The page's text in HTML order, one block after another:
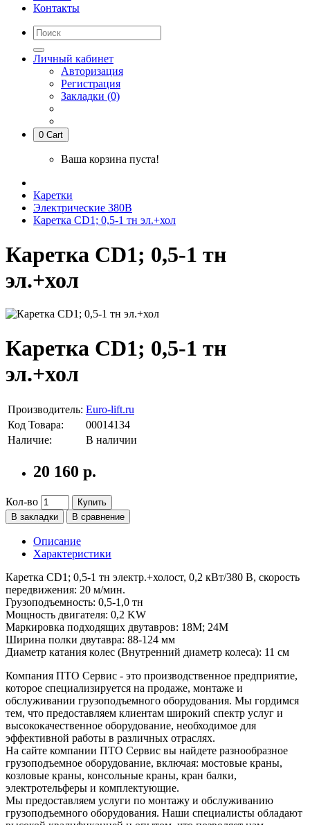
Контакты
Личный кабинет
Авторизация
Регистрация
Закладки (0)
0 Cart
Ваша корзина пуста!
Каретки
Электрические 380В
Каретка CD1; 0,5-1 тн эл.+хол
Каретка CD1; 0,5-1 тн
эл.+хол
Каретка CD1; 0,5-1 тн
эл.+хол
Производитель: Euro-lift.ru
Код Товара:
00014134
Наличие:
В наличии
20 160 р.
Кол-во
Купить
В закладки
В сравнение
Описание
Характеристики
Каретка CD1; 0,5-1 тн электр.+холост, 0,2 кВт/380 В, скорость
передвижения: 20 м/мин.
Грузоподъемность: 0,5-1,0 тн
Мощность двигателя: 0,2 KW
Маркировка подходящих двутавров: 18М; 24М
Ширина полки двутавра: 88-124 мм
Диаметр катания колес (Внутренний диаметр колеса): 11 см
Компания ПТО Сервис - это производственное предприятие,
которое специализируется на продаже, монтаже и
обслуживании грузоподъемного оборудования. Мы гордимся
тем, что предоставляем клиентам широкий спектр услуг и
высококачественное оборудование, необходимое для
эффективной работы в различных отраслях.
На сайте компании ПТО Сервис вы найдете разнообразное
грузоподъемное оборудование, включая: мостовые краны,
козловые краны, консольные краны, кран балки,
электротельферы и комплектующие.
Мы предоставляем услуги по монтажу и обслуживанию
грузоподъемного оборудования. Наши специалисты обладают